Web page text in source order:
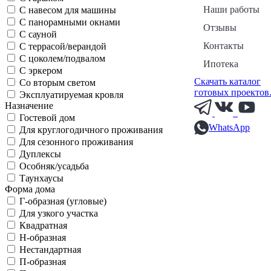
Наши работы
Отзывы
Контакты
Ипотека
Скачать каталог
готовых
WhatsApp
С навесом для машины
С панорамными окнами
С сауной
С террасой/верандой
С цоколем/подвалом
С эркером
Со вторым светом
Эксплуатируемая кровля
Назначение
Гостевой дом
Для круглогодичного проживания
Для сезонного проживания
Дуплексы
Особняк/усадьба
Таунхаусы
Форма дома
Г-образная (угловые)
Для узкого участка
Квадратная
Н-образная
Нестандартная
П-образная